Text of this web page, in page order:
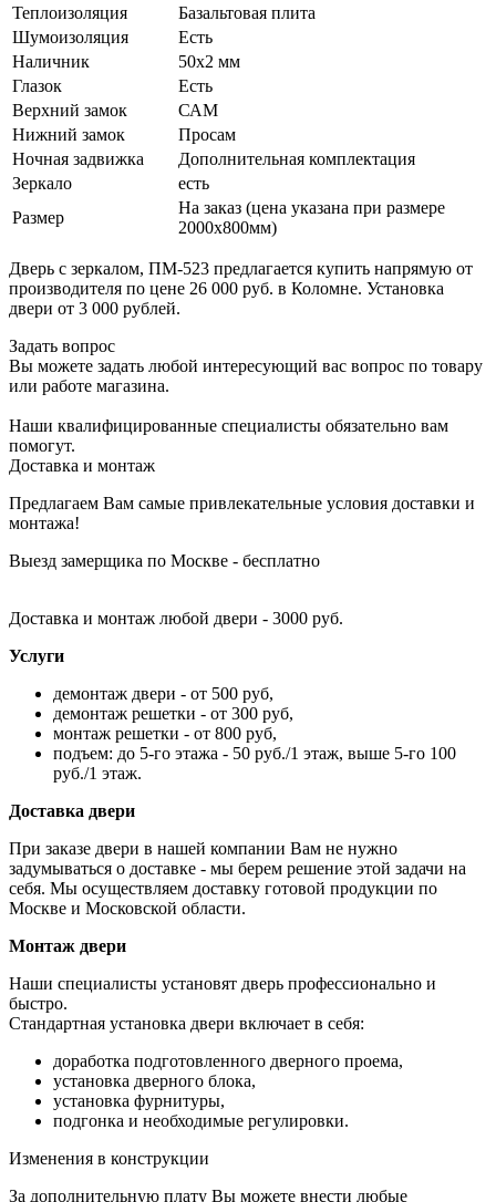
Теплоизоляция
Базальтовая плита
Шумоизоляция
Есть
Наличник
50х2 мм
Глазок
Есть
Верхний замок
САМ
Нижний замок
Просам
Ночная задвижка
Дополнительная комплектация
Зеркало
есть
Размер
На заказ (цена указана при размере
2000х800мм)
Дверь с зеркалом, ПМ-523 предлагается купить напрямую от
производителя по цене 26 000 руб. в Коломне. Установка
двери от 3 000 рублей.
Задать вопрос
Вы можете задать любой интересующий вас вопрос по товару
или работе магазина.
Наши квалифицированные специалисты обязательно вам
помогут.
Доставка и монтаж
Предлагаем Вам самые привлекательные условия доставки и
монтажа!
Выезд замерщика по Москве - бесплатно
Доставка и монтаж любой двери - 3000 руб.
Услуги
демонтаж двери - от 500 руб,
демонтаж решетки - от 300 руб,
монтаж решетки - от 800 руб,
подъем: до 5-го этажа - 50 руб./1 этаж, выше 5-го 100
руб./1 этаж.
Доставка двери
При заказе двери в нашей компании Вам не нужно
задумываться о доставке - мы берем решение этой задачи на
себя. Мы осуществляем доставку готовой продукции по
Москве и Московской области.
Монтаж двери
Наши специалисты установят дверь профессионально и
быстро.
Стандартная установка двери включает в себя:
доработка подготовленного дверного проема,
установка дверного блока,
установка фурнитуры,
подгонка и необходимые регулировки.
Изменения в конструкции
За дополнительную плату Вы можете внести любые